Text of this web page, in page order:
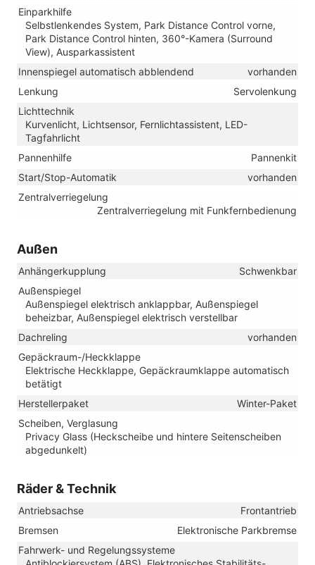
Einparkhilfe
Selbstlenkendes System, Park Distance Control vorne,
Park Distance Control hinten, 360°-Kamera (Surround
View), Ausparkassistent
Innenspiegel automatisch abblendend
vorhanden
Lenkung
Servolenkung
Lichttechnik
Kurvenlicht, Lichtsensor, Fernlichtassistent, LED-
Tagfahrlicht
Pannenhilfe
Pannenkit
Start/Stop-Automatik
vorhanden
Zentralverriegelung
Zentralverriegelung mit Funkfernbedienung
Außen
Anhängerkupplung
Schwenkbar
Außenspiegel
Außenspiegel elektrisch anklappbar, Außenspiegel
beheizbar, Außenspiegel elektrisch verstellbar
Dachreling
vorhanden
Gepäckraum-/Heckklappe
Elektrische Heckklappe, Gepäckraumklappe automatisch
betätigt
Herstellerpaket
Winter-Paket
Scheiben, Verglasung
Privacy Glass (Heckscheibe und hintere Seitenscheiben
abgedunkelt)
Räder & Technik
Antriebsachse
Frontantrieb
Bremsen
Elektronische Parkbremse
Fahrwerk- und Regelungssysteme